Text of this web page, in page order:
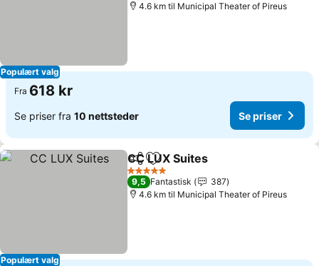
Populært valg
4.6 km til Municipal Theater of Pireus
Fra 618 kr
Se priser fra 10 nettsteder Se priser
Populært valg
Del Legg til i favoritter
CC LUX Suites
5 Stjerner
9,5 Fantastisk
387
4.6 km til Municipal Theater of Pireus